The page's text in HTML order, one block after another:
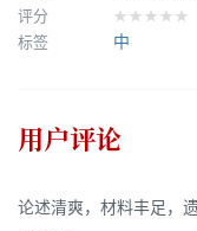
评分
★★★★★
标签 中
用户评论
论述清爽，材料丰足，